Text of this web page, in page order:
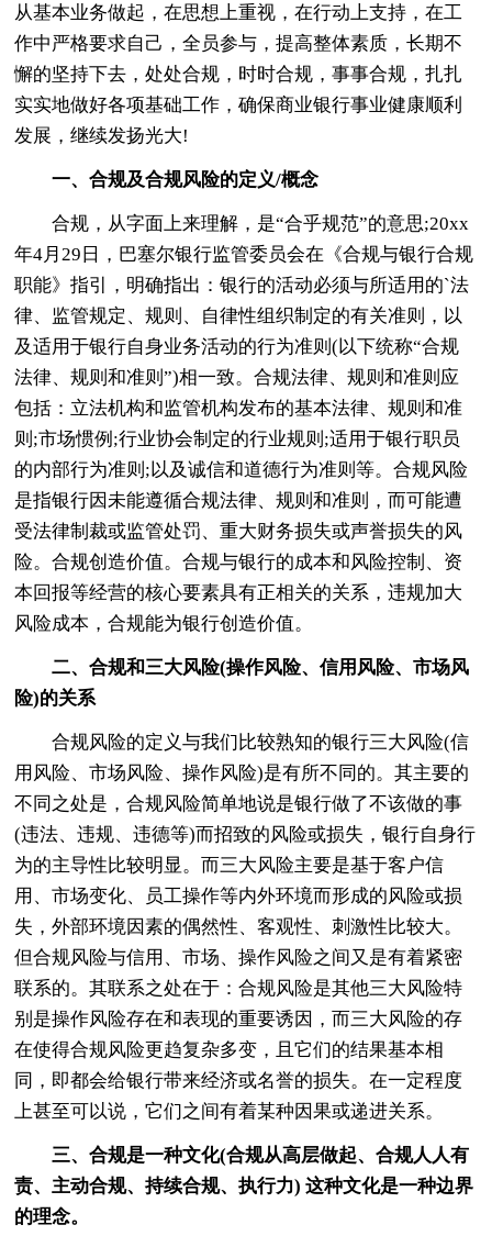
从基本业务做起，在思想上重视，在行动上支持，在工
作中严格要求自己，全员参与，提高整体素质，长期不
懈的坚持下去，处处合规，时时合规，事事合规，扎扎
实实地做好各项基础工作，确保商业银行事业健康顺利
发展，继续发扬光大!
一、合规及合规风险的定义/概念
合规，从字面上来理解，是“合乎规范”的意思;20xx
年4月29日，巴塞尔银行监管委员会在《合规与银行合规
职能》指引，明确指出：银行的活动必须与所适用的`法
律、监管规定、规则、自律性组织制定的有关准则，以
及适用于银行自身业务活动的行为准则(以下统称“合规
法律、规则和准则”)相一致。合规法律、规则和准则应
包括：立法机构和监管机构发布的基本法律、规则和准
则;市场惯例;行业协会制定的行业规则;适用于银行职员
的内部行为准则;以及诚信和道德行为准则等。合规风险
是指银行因未能遵循合规法律、规则和准则，而可能遭
受法律制裁或监管处罚、重大财务损失或声誉损失的风
险。合规创造价值。合规与银行的成本和风险控制、资
本回报等经营的核心要素具有正相关的关系，违规加大
风险成本，合规能为银行创造价值。
二、合规和三大风险(操作风险、信用风险、市场风
险)的关系
合规风险的定义与我们比较熟知的银行三大风险(信
用风险、市场风险、操作风险)是有所不同的。其主要的
不同之处是，合规风险简单地说是银行做了不该做的事
(违法、违规、违德等)而招致的风险或损失，银行自身行
为的主导性比较明显。而三大风险主要是基于客户信
用、市场变化、员工操作等内外环境而形成的风险或损
失，外部环境因素的偶然性、客观性、刺激性比较大。
但合规风险与信用、市场、操作风险之间又是有着紧密
联系的。其联系之处在于：合规风险是其他三大风险特
别是操作风险存在和表现的重要诱因，而三大风险的存
在使得合规风险更趋复杂多变，且它们的结果基本相
同，即都会给银行带来经济或名誉的损失。在一定程度
上甚至可以说，它们之间有着某种因果或递进关系。
三、合规是一种文化(合规从高层做起、合规人人有
责、主动合规、持续合规、执行力) 这种文化是一种边界
的理念。